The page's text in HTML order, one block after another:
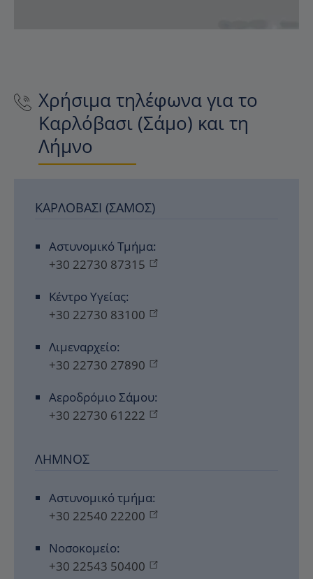
Χρήσιμα τηλέφωνα για το
Καρλόβασι (Σάμο) και τη
Λήμνο
ΚΑΡΛΌΒΑΣΙ (ΣΆΜΟΣ)
Αστυνομικό Τμήμα:
+30 22730 87315
Κέντρο Υγείας:
+30 22730 83100
Λιμεναρχείο:
+30 22730 27890
Αεροδρόμιο Σάμου:
+30 22730 61222
ΛΉΜΝΟΣ
Αστυνομικό τμήμα:
+30 22540 22200
Νοσοκομείο:
+30 22543 50400